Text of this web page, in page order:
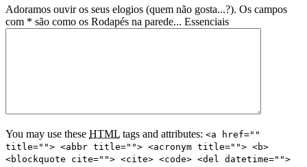
Adoramos ouvir os seus elogios (quem não gosta...?). Os campos
com * são como os Rodapés na parede... Essenciais
You may use these HTML tags and attributes: <a href=""
title=""> <abbr title=""> <acronym title=""> <b>
<blockquote cite=""> <cite> <code> <del datetime="">